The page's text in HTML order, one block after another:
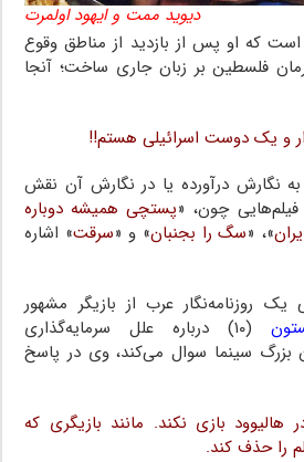
دیوید ممت و ایهود اولمرت
است که او پس از بازدید از مناطق وقوع
فلسطین بر زبان جاری ساخت؛ آنجا
و یک دوست اسرائیلی هستم!!
به نگارش درآورده یا در نگارش آن نقش
چون، «پستچی همیشه دوباره
»، «سگ را بجنبان» و «سرقت» اشاره
روزنامه‌نگار عرب از بازیگر مشهور
(۱۰) درباره علل سرمایه‌گذاری
بزرگ سینما سوال می‌کند، وی در پاسخ
هالیوود بازی نکند. مانند بازیگری که
را حذف کند.